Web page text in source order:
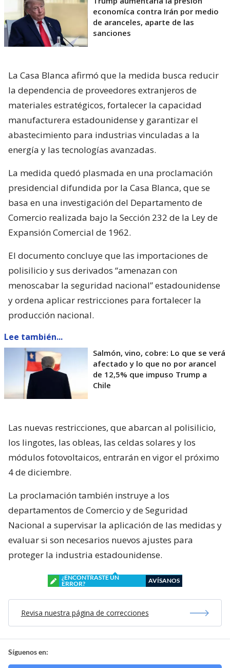
economíca contra Irán por medio
de aranceles, aparte de las
sanciones
La Casa Blanca afirmó que la medida busca reducir
la dependencia de proveedores extranjeros de
materiales estratégicos, fortalecer la capacidad
manufacturera estadounidense y garantizar el
abastecimiento para industrias vinculadas a la
energía y las tecnologías avanzadas.
La medida quedó plasmada en una proclamación
presidencial difundida por la Casa Blanca, que se
basa en una investigación del Departamento de
Comercio realizada bajo la Sección 232 de la Ley de
Expansión Comercial de 1962.
El documento concluye que las importaciones de
polisilicio y sus derivados “amenazan con
menoscabar la seguridad nacional” estadounidense
y ordena aplicar restricciones para fortalecer la
producción nacional.
Lee también...
Salmón, vino, cobre: Lo que se verá
afectado y lo que no por arancel
de 12,5% que impuso Trump a
Chile
Las nuevas restricciones, que abarcan al polisilicio,
los lingotes, las obleas, las celdas solares y los
módulos fotovoltaicos, entrarán en vigor el próximo
4 de diciembre.
La proclamación también instruye a los
departamentos de Comercio y de Seguridad
Nacional a supervisar la aplicación de las medidas y
evaluar si son necesarios nuevos ajustes para
proteger la industria estadounidense.
¿ENCONTRASTE UN
ERROR?
AVÍSANOS
Revisa nuestra página de correcciones
Síguenos en: